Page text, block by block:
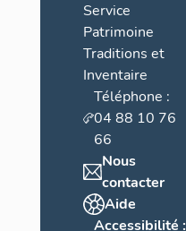
Service
Patrimoine
Traditions et
Inventaire
Téléphone :
04 88 10 76
66
Nous
contacter
Aide
Accessibilité :